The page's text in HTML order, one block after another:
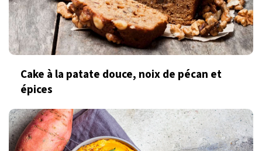
Cake à la patate douce, noix de pécan et
épices